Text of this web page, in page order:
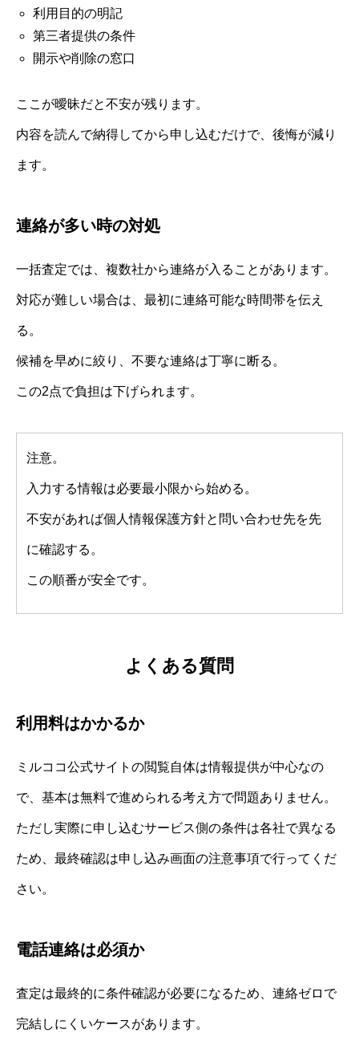
利用目的の明記
第三者提供の条件
開示や削除の窓口
ここが曖昧だと不安が残ります。
内容を読んで納得してから申し込むだけで、後悔が減り
ます。
連絡が多い時の対処
一括査定では、複数社から連絡が入ることがあります。
対応が難しい場合は、最初に連絡可能な時間帯を伝え
る。
候補を早めに絞り、不要な連絡は丁寧に断る。
この2点で負担は下げられます。
注意。
入力する情報は必要最小限から始める。
不安があれば個人情報保護方針と問い合わせ先を先
に確認する。
この順番が安全です。
よくある質問
利用料はかかるか
ミルココ公式サイトの閲覧自体は情報提供が中心なの
で、基本は無料で進められる考え方で問題ありません。
ただし実際に申し込むサービス側の条件は各社で異なる
ため、最終確認は申し込み画面の注意事項で行ってくだ
さい。
電話連絡は必須か
査定は最終的に条件確認が必要になるため、連絡ゼロで
完結しにくいケースがあります。